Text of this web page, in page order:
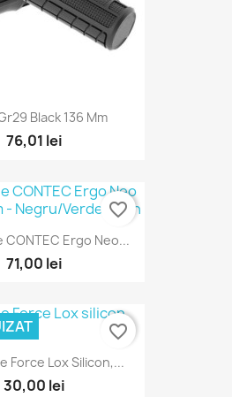
Black 136 Mm
76,01 lei
CONTEC Ergo Neo...
71,00 lei
favorite_border
Force Lox Silicon,...
30,00 lei
favorite_border